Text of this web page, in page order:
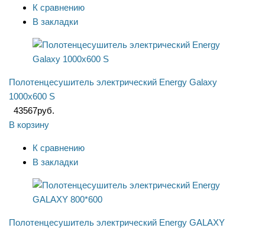
К сравнению
В закладки
Полотенцесушитель электрический Energy Galaxy
1000х600 S
43567руб.
В корзину
К сравнению
В закладки
Полотенцесушитель электрический Energy GALAXY